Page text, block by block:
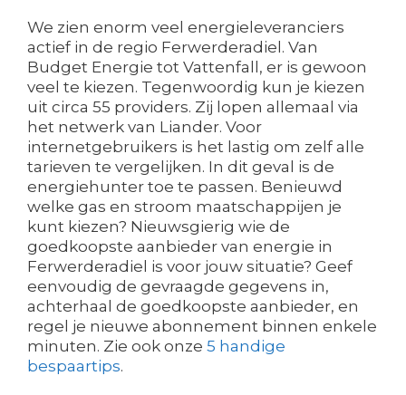
We zien enorm veel energieleveranciers
actief in de regio Ferwerderadiel. Van
Budget Energie tot Vattenfall, er is gewoon
veel te kiezen. Tegenwoordig kun je kiezen
uit circa 55 providers. Zij lopen allemaal via
het netwerk van Liander. Voor
internetgebruikers is het lastig om zelf alle
tarieven te vergelijken. In dit geval is de
energiehunter toe te passen. Benieuwd
welke gas en stroom maatschappijen je
kunt kiezen? Nieuwsgierig wie de
goedkoopste aanbieder van energie in
Ferwerderadiel is voor jouw situatie? Geef
eenvoudig de gevraagde gegevens in,
achterhaal de goedkoopste aanbieder, en
regel je nieuwe abonnement binnen enkele
minuten. Zie ook onze 5 handige
bespaartips.